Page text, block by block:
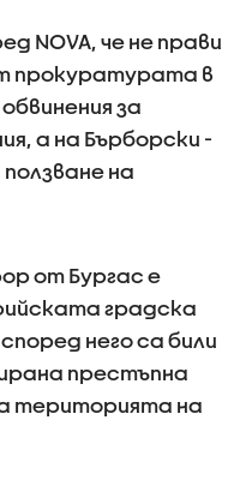
NOVA, че не прави
прокуратурата в
за
а на Бърборски -
на
от Бургас е
градска
него са били
престъпна
територията на